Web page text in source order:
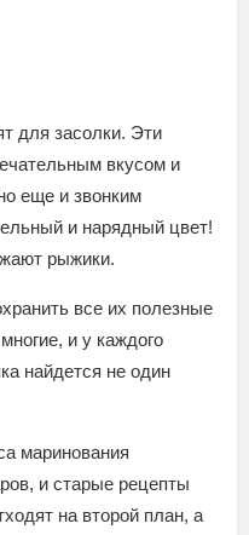
для засолки. Эти
вкусом и
еще и звонким
и нарядный цвет!
рыжики.
все их полезные
и у каждого
найдется не один
маринования
и старые рецепты
на второй план, а